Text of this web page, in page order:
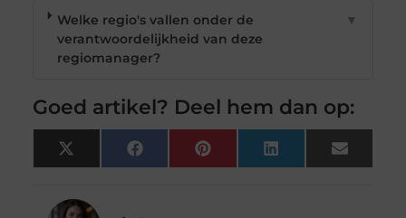
Welke regio's vallen onder de
verantwoordelijkheid van deze
regiomanager?
▼
Goed artikel? Deel hem dan op:
X
(Twitter)
FacebookPinterest LinkedIn Email